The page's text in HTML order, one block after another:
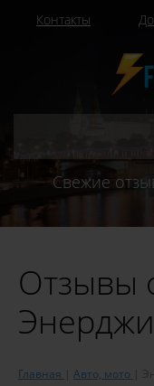
Контакты
Свежие
Отзывы
Главная Авто, мото